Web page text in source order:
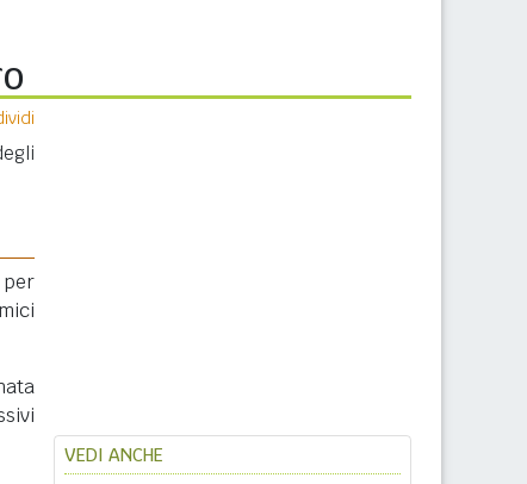
VEDI ANCHE